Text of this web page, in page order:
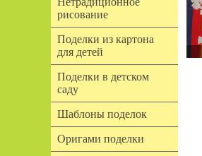
рисование
Поделки из картона
для детей
Поделки в детском
саду
Шаблоны поделок
Оригами поделки